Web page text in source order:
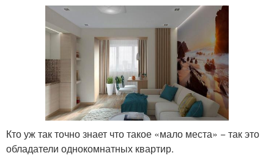
Кто уж так точно знает что такое «мало места» − так это
обладатели однокомнатных квартир.